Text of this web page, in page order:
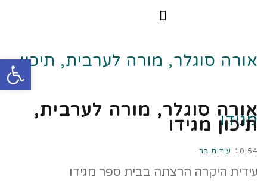
אורה סוגלר, מורה לערבית, תיכון
מגידו
אורה סוגלר, מורה לערבית,
תיכון מגידו
10:54 עידית בר
עידית היקרה הרצתה בבית ספר מגידו